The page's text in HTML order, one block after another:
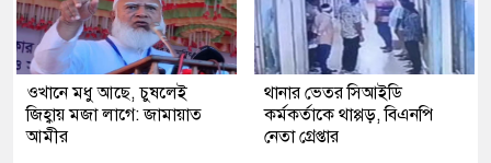
ওখানে মধু আছে, চুষলেই
জিহ্বায় মজা লাগে: জামায়াত
আমীর
থানার ভেতর সিআইডি
কর্মকর্তাকে থাপ্পড়, বিএনপি
নেতা গ্রেপ্তার